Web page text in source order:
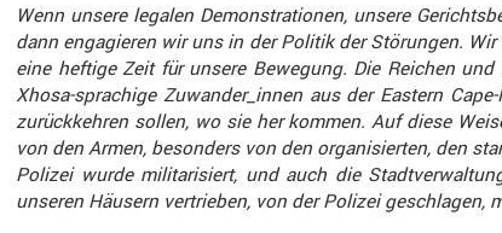
Wenn unsere legalen Demons­tra­tionen, unsere
dann engagieren wir uns in der Politik der Störungen.
eine heftige Zeit für unsere Bewegung. Die Reichen
Xhosa-sprachige Zuwander_innen aus der Eastern
zurück­kehren sollen, wo sie her kommen. Auf diese
von den Armen, beson­ders von den organi­sierten, den
Polizei wurde milita­ri­siert, und auch die
unseren Häusern vertrieben, von der Polizei geschlagen,